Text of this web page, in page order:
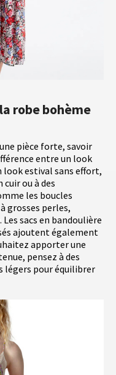
robe bohème
pièce forte, savoir
entre un look
look estival sans effort,
ou à des
les boucles
grosses perles,
sacs en bandoulière
ajoutent également
apporter une
pensez à des
légers pour équilibrer